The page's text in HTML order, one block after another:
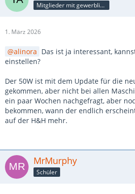
Mitglieder mit gewerblicher Verbindung, auch als Mitarbeiter/in
1. März 2026
alinora Das ist ja interessant,
einstellen?
Der 50W ist mit dem Update für die
gekommen, aber nicht bei allen
ein paar Wochen nachgefragt, aber
bekommen, wann der endlich
auf der H&H mehr.
MrMurphy
Schüler